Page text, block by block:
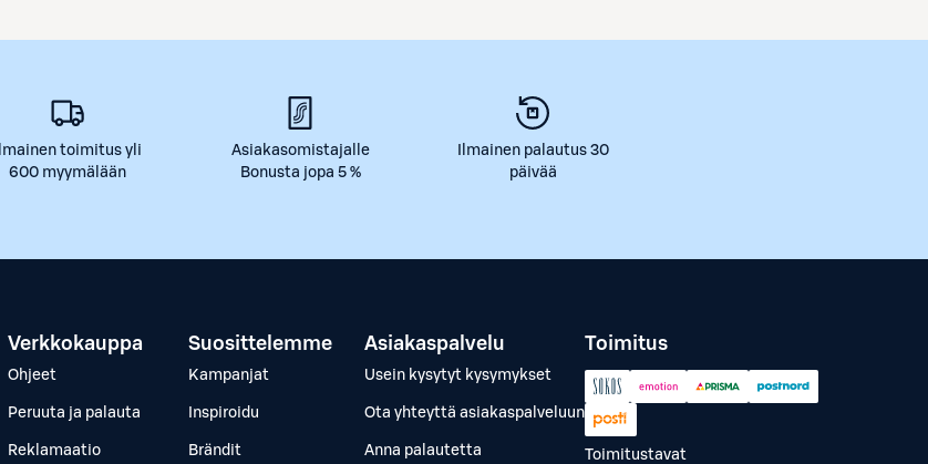
Ilmainen toimitus yli
600 myymälään
Asiakasomistajalle
Bonusta jopa 5 %
Ilmainen palautus 30
päivää
Verkkokauppa
Ohjeet
Peruuta ja palauta
Reklamaatio
Suosittelemme
Kampanjat
Inspiroidu
Brändit
Asiakaspalvelu
Usein kysytyt kysymykset
Ota yhteyttä asiakaspalveluun
Anna palautetta
Toimitus
Toimitustavat